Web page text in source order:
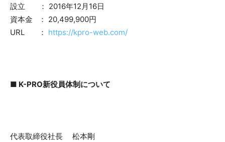
設立 ： 2016年12月16日
資本金 ： 20,499,900円
URL ： https://kpro-web.com/
■ K-PRO新役員体制について
代表取締役社長 松本剛